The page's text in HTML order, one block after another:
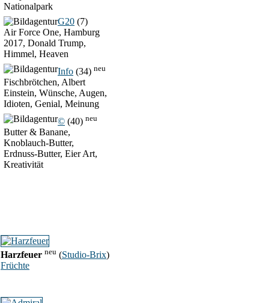
Nationalpark
G20 (7)
Air Force One, Hamburg
2017, Donald Trump,
Himmel, Heaven
Info (34) neu
Fischbrötchen, Albert
Einstein, Wünsche, Augen,
Idioten, Genial, Meinung
© (40) neu
Butter & Banane,
Knoblauch-Butter,
Erdnuss-Butter, Eier Art,
Kreativität
Harzfeuer neu (Studio-Brix)
Früchte